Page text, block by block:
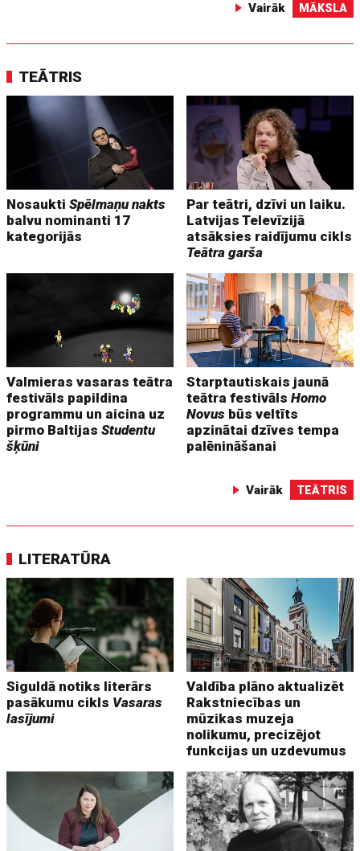
Vairāk MĀKSLA
TEĀTRIS
NosauktiSpēlmaņu nakts
balvu nominanti 17
kategorijās
Par teātri, dzīvi un laiku.
Latvijas Televīzijā
atsāksies raidījumu cikls
Teātra garša
Valmieras vasaras teātra
festivāls papildina
programmu un aicina uz
pirmo BaltijasStudentu
šķūni
Starptautiskais jaunā
teātra festivālsHomo
Novus būs veltīts
apzinātai dzīves tempa
palēnināšanai
Vairāk TEĀTRIS
LITERATŪRA
Siguldā notiks literārs
pasākumu cikls Vasaras
lasījumi
Valdība plāno aktualizēt
Rakstniecības un
mūzikas muzeja
nolikumu, precizējot
funkcijas un uzdevumus